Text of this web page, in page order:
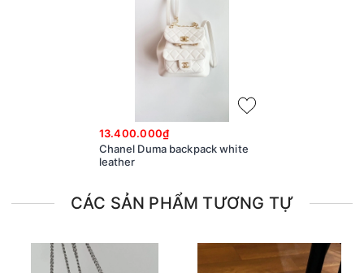
13.400.000₫
Chanel Duma backpack white
leather
CÁC SẢN PHẨM TƯƠNG TỰ